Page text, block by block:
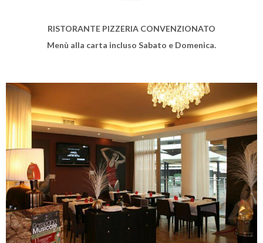
RISTORANTE PIZZERIA CONVENZIONATO
Menù alla carta incluso Sabato e Domenica.